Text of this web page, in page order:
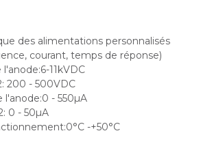
des alimentations personnalisés
courant, temps de réponse)
11kVDC
200 - 500VDC
l'anode:0 - 550µA
0 - 50µA
-+50°C